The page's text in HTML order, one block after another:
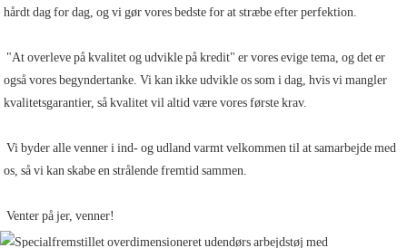
hårdt dag for dag, og vi gør vores bedste for at stræbe efter perfektion.
også vores begyndertanke. Vi kan ikke udvikle os som i dag, hvis vi mangler
kvalitetsgarantier, så kvalitet vil altid være vores første krav.
os, så vi kan skabe en strålende fremtid sammen.
Venter på jer, venner!